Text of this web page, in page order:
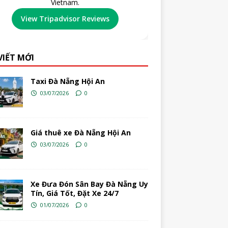
Vietnam.
View Tripadvisor Reviews
MỚI
Taxi Đà Nẵng Hội An
03/07/2026 0
Giá thuê xe Đà Nẵng Hội An
03/07/2026 0
Xe Đưa Đón Sân Bay Đà Nẵng Uy
Tín, Giá Tốt, Đặt Xe 24/7
01/07/2026 0